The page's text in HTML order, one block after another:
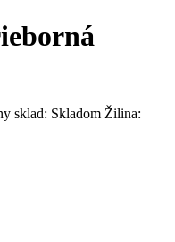
sklad: Skladom Žilina: